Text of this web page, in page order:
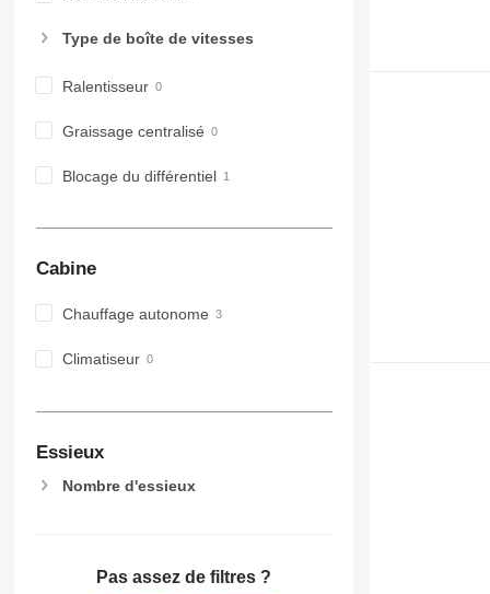
982
988
992
C-series
CS
F-series
IT
RM
Type de boîte de vitesses
Ralentisseur
Graissage centralisé
Blocage du différentiel
Cabine
Chauffage autonome
Climatiseur
Essieux
Nombre d'essieux
Pas assez de filtres ?